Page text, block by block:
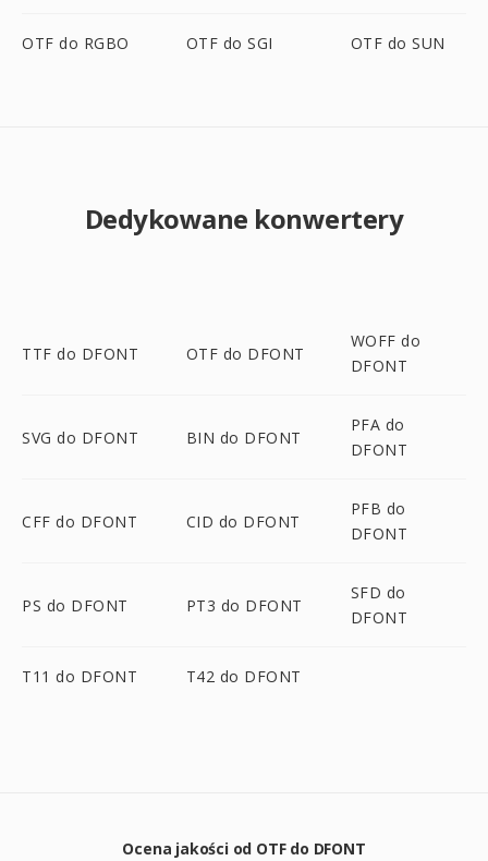
OTF do RGBO OTF do SGI OTF do SUN
Dedykowane konwertery
TTF do DFONT OTF do DFONT
WOFF do
DFONT
SVG do DFONT BIN do DFONT
PFA do
DFONT
CFF do DFONT CID do DFONT
PFB do
DFONT
PS do DFONT PT3 do DFONT
SFD do
DFONT
T11 do DFONT T42 do DFONT
Ocena jakości od OTF do DFONT